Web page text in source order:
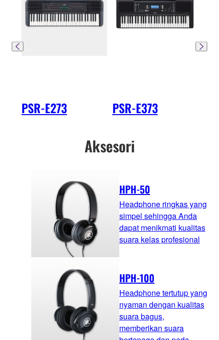
PSR-E273 PSR-E373
Aksesori
HPH-50
Headphone ringkas yang
simpel sehingga Anda
dapat menikmati kualitas
suara kelas profesional
HPH-100
Headphone tertutup yang
nyaman dengan kualitas
suara bagus,
memberikan suara